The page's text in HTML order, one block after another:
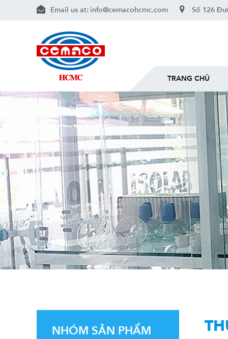
Email us at: info@cemacohcmc.com Số 126
TRANG CHỦ
NHÓM SẢN PHẨM